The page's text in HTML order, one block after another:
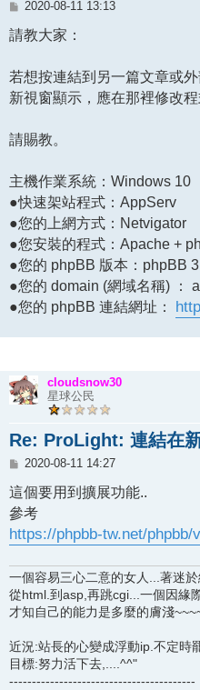
文
2020-08-11 13:13
請教大家：
若想按連結到另一篇文章或
新視窗顯示，應在那裡修改程
請賜教。
主機作業系統：Windows 10
●快速架站程式：AppServ
●您的上網方式：Netvigator
●您安裝的程式：Apache +
●您的 phpBB 版本：phpBB
●您的 domain (網域名稱) ：
●您的 phpBB 連結網址：
cloudsnow30
星球公民
Re: ProLight: 連結在
文
2020-08-11 14:27
這個要用到擴展功能..
參考
https://phpbb-tw.net/
一個容易三心二意的女人...著迷於
從html.到asp,再跳cgi...一個因緣
才知自己的能力是多麼的膚淺
近況:站長的心變成浮動ip.不定時
目標:努力活下去,....^^"
-----------------------------------------